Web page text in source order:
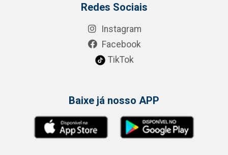
Redes Sociais
Instagram
Facebook
TikTok
Baixe já nosso APP